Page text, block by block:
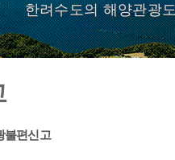
한려수도의 해양관광
불편신고